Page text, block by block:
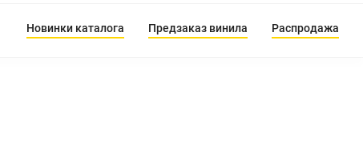
Новинки каталога Предзаказ винила Распродажа